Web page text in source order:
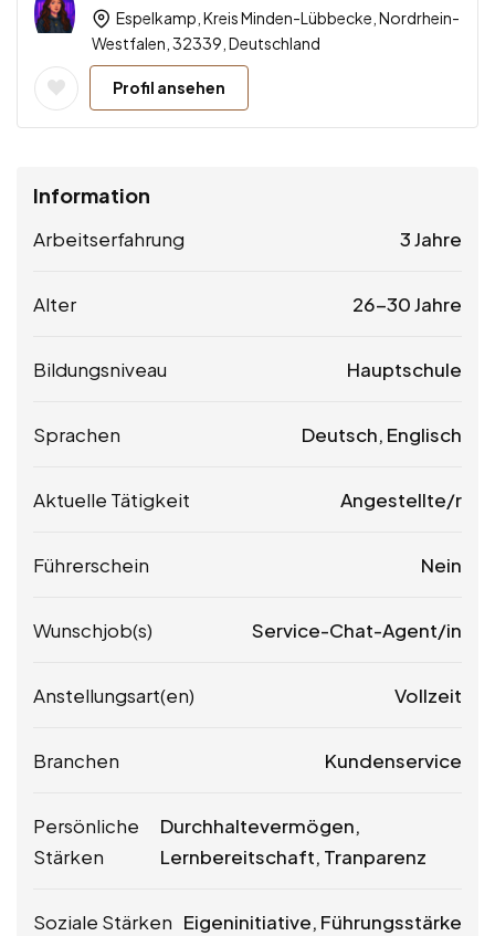
Espelkamp, Kreis Minden-Lübbecke, Nordrhein-
Westfalen, 32339, Deutschland
Profil ansehen
Information
Arbeitserfahrung 3 Jahre
Alter 26-30 Jahre
Bildungsniveau Hauptschule
Sprachen Deutsch, Englisch
Aktuelle Tätigkeit Angestellte/r
Führerschein Nein
Wunschjob(s) Service-Chat-Agent/in
Anstellungsart(en) Vollzeit
Branchen Kundenservice
Persönliche
Stärken
Durchhaltevermögen,
Lernbereitschaft, Tranparenz
Soziale Stärken Eigeninitiative, Führungsstärke